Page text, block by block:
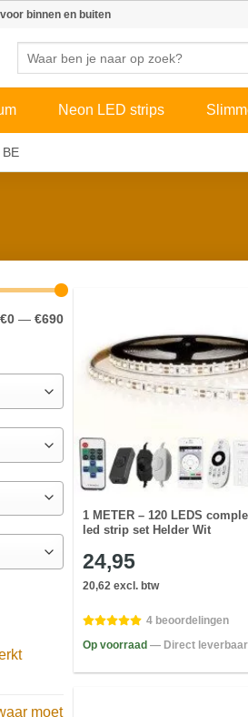
binnen en buiten
Neon LED strips
€0 — €690
moet
1 METER – 120 LEDS
led strip set Helder Wit
24,95
20,62 excl. btw
4 beoordelingen
Op voorraad — Direct leverbaar